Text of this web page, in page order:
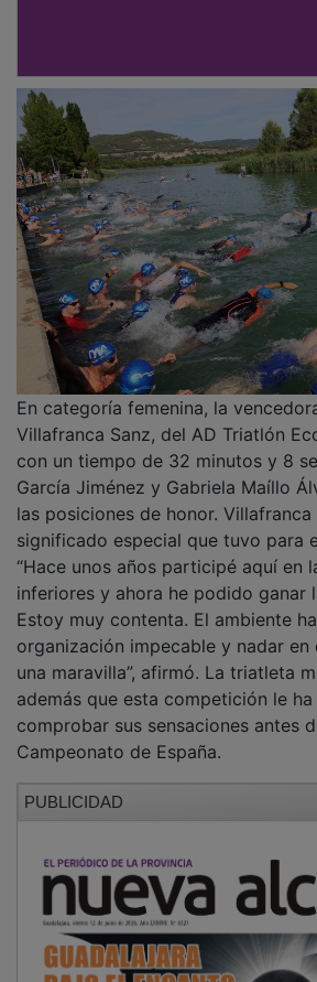
García Jiménez y Gabriela Maíllo
las posiciones de honor. Villafranca
significado especial que tuvo para
“Hace unos años participé aquí en
inferiores y ahora he podido ganar
Estoy muy contenta. El ambiente
organización impecable y nadar en
una maravilla”, afirmó. La triatleta
además que esta competición le
comprobar sus sensaciones antes
Campeonato de España.
PUBLICIDAD